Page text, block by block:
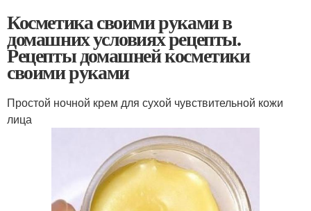
Косметика своими руками в
домашних условиях рецепты.
Рецепты домашней косметики
своими руками
Простой ночной крем для сухой чувствительной кожи
лица